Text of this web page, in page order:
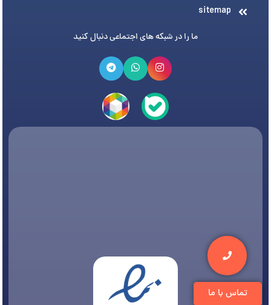
تماس با ما
sitemap
ما را در شبکه های اجتماعی دنبال کنید